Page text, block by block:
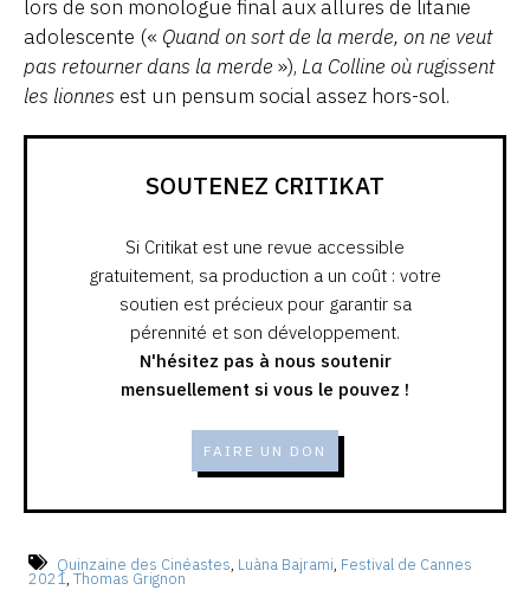
lors de son monologue final aux allures de litanie
adolescente (« Quand on sort de la merde, on ne veut
pas retourner dans la merde »), La Colline où rugissent
les lionnes est un pensum social assez hors-sol.
SOUTENEZ CRITIKAT
Si Critikat est une revue accessible
gratuitement, sa production a un coût : votre
soutien est précieux pour garantir sa
pérennité et son développement.
N'hésitez pas à nous soutenir
mensuellement si vous le pouvez !
FAIRE UN DON
Quinzaine des Cinéastes, Luàna Bajrami, Festival de Cannes
2021, Thomas Grignon